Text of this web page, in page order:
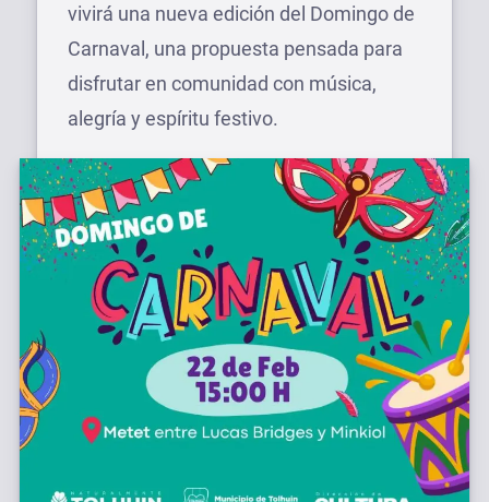
vivirá una nueva edición del Domingo de
Carnaval, una propuesta pensada para
disfrutar en comunidad con música,
alegría y espíritu festivo.